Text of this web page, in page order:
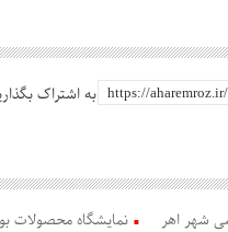
به اشتراک
شهر اهر
نمایشگاه محصولات